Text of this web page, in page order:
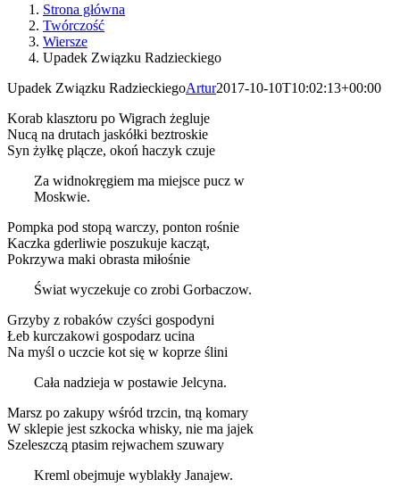
Strona główna
Twórczość
Wiersze
Upadek Związku Radzieckiego
Upadek Związku RadzieckiegoArtur2017-10-10T10:02:13+00:00
Korab klasztoru po Wigrach żegluje
Nucą na drutach jaskółki beztroskie
Syn żyłkę plącze, okoń haczyk czuje
Za widnokręgiem ma miejsce pucz w
Moskwie.
Pompka pod stopą warczy, ponton rośnie
Kaczka gderliwie poszukuje kacząt,
Pokrzywa maki obrasta miłośnie
Świat wyczekuje co zrobi Gorbaczow.
Grzyby z robaków czyści gospodyni
Łeb kurczakowi gospodarz ucina
Na myśl o uczcie kot się w koprze ślini
Cała nadzieja w postawie Jelcyna.
Marsz po zakupy wśród trzcin, tną komary
W sklepie jest szkocka whisky, nie ma jajek
Szeleszczą ptasim rejwachem szuwary
Kreml obejmuje wyblakły Janajew.